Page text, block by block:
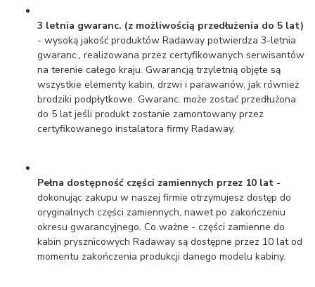
3 letnia gwaranc. (z możliwością przedłużenia do 5 lat)
- wysoką jakość produktów Radaway potwierdza 3-letnia
gwaranc., realizowana przez certyfikowanych serwisantów
na terenie całego kraju. Gwarancją trzyletnią objęte są
wszystkie elementy kabin, drzwi i parawanów, jak również
brodziki podpłytkowe. Gwaranc. może zostać przedłużona
do 5 lat jeśli produkt zostanie zamontowany przez
certyfikowanego instalatora firmy Radaway.
Pełna dostępność części zamiennych przez 10 lat -
dokonując zakupu w naszej firmie otrzymujesz dostęp do
oryginalnych części zamiennych, nawet po zakończeniu
okresu gwarancyjnego. Co ważne - części zamienne do
kabin prysznicowych Radaway są dostępne przez 10 lat od
momentu zakończenia produkcji danego modelu kabiny.